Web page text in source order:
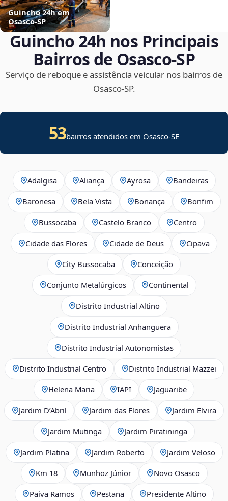
Guincho 24h em
Osasco‑SP
Guincho 24h nos Principais
Bairros de Osasco‑SP
Serviço de reboque e assistência veicular nos bairros de
Osasco‑SP.
53bairros atendidos em Osasco-SE
Adalgisa Aliança Ayrosa Bandeiras
Baronesa Bela Vista Bonança Bonfim
Bussocaba Castelo Branco Centro
Cidade das Flores Cidade de Deus Cipava
City Bussocaba Conceição
Conjunto Metalúrgicos Continental
Distrito Industrial Altino
Distrito Industrial Anhanguera
Distrito Industrial Autonomistas
Distrito Industrial Centro Distrito Industrial Mazzei
Helena Maria IAPI Jaguaribe
Jardim D’Abril Jardim das Flores Jardim Elvira
Jardim Mutinga Jardim Piratininga
Jardim Platina Jardim Roberto Jardim Veloso
Km 18 Munhoz Júnior Novo Osasco
Paiva Ramos Pestana Presidente Altino